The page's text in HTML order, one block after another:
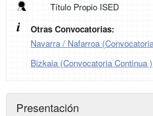
Título Propio ISED
Otras Convocatorias:
Navarra / Nafarroa
Bizkaia (Convocatoria Continua )
Presentación